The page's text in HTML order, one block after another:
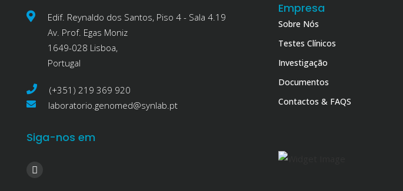
Edif. Reynaldo dos Santos, Piso 4 - Sala 4.19
Av. Prof. Egas Moniz
1649-028 Lisboa,
Portugal
(+351) 219 369 920
laboratorio.genomed@synlab.pt
Siga-nos em
Empresa
Sobre Nós
Testes Clínicos
Investigação
Documentos
Contactos & FAQS